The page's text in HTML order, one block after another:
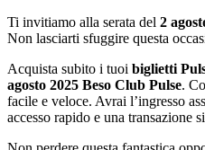
Ti invitiamo alla serata del 2
Non lasciarti sfuggire questa
Acquista subito i tuoi biglietti
agosto 2025 Beso Club Pulse.
facile e veloce. Avrai l’ingresso
accesso rapido e una transazione